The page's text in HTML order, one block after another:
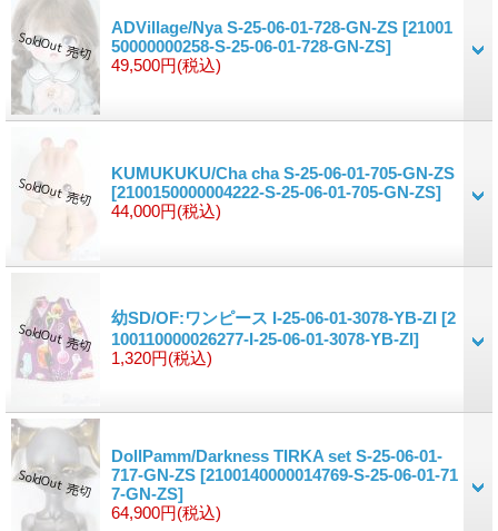
ADVillage/Nya S-25-06-01-728-GN-ZS [21001
50000000258-S-25-06-01-728-GN-ZS]
49,500円(税込)
KUMUKUKU/Cha cha S-25-06-01-705-GN-ZS
[2100150000004222-S-25-06-01-705-GN-ZS]
44,000円(税込)
幼SD/OF:ワンピース I-25-06-01-3078-YB-ZI [2
100110000026277-I-25-06-01-3078-YB-ZI]
1,320円(税込)
DollPamm/Darkness TIRKA set S-25-06-01-
717-GN-ZS [2100140000014769-S-25-06-01-71
7-GN-ZS]
64,900円(税込)